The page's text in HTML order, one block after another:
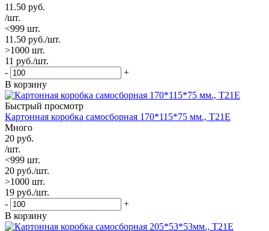
11.50 руб.
/шт.
<999 шт.
11.50 руб./шт.
>1000 шт.
11 руб./шт.
-
+
В корзину
Быстрый просмотр
Картонная коробка самосборная 170*115*75 мм., Т21Е
Много
20 руб.
/шт.
<999 шт.
20 руб./шт.
>1000 шт.
19 руб./шт.
-
+
В корзину